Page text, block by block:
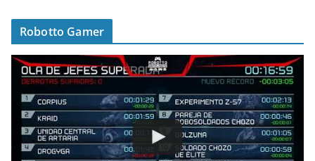
Robotto Gamer